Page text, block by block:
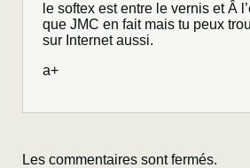
le softex est entre le vernis et Â
que JMC en fait mais tu peux
sur Internet aussi.
a+
Les commentaires sont fermés.